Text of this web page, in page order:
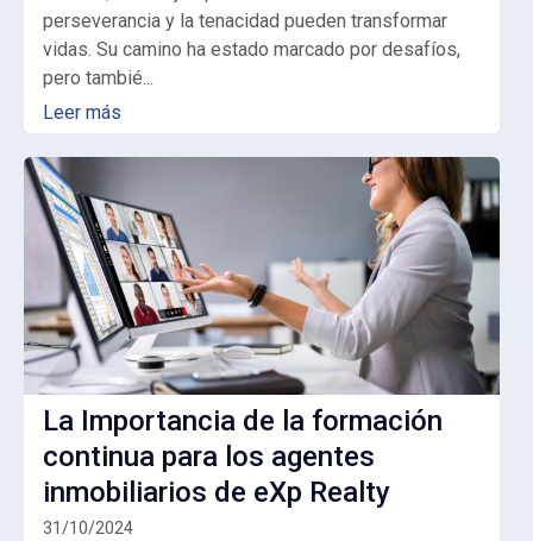
perseverancia y la tenacidad pueden transformar
vidas. Su camino ha estado marcado por desafíos,
pero tambié...
Leer más
La Importancia de la formación
continua para los agentes
inmobiliarios de eXp Realty
31/10/2024